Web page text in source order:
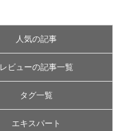
人気の記事
レビューの記事一覧
タグ一覧
エキスパート